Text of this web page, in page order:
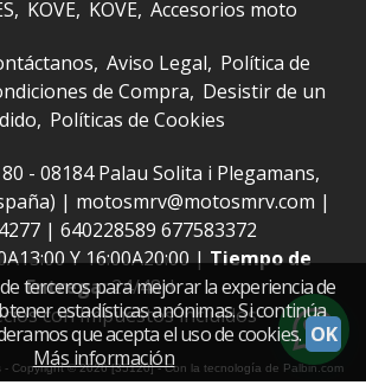
KOVE KOVE Accesorios moto
Aviso Legal Política de
de Compra Desistir de un
Políticas de Cookies
- 08184 Palau Solita i Plegamans,
| motosmrv@motosmrv.com |
| 640228589 677583372
Y 16:00A20:00 |Tiempo de
Entrega:24/48H
con Impuestos incluidos
- Copyright © 2026 [35120] - Con la tecnología de Palbin.com
terceros para mejorar la experiencia de
estadísticas anónimas. Si continúa
que acepta el uso de cookies. OK
Más información